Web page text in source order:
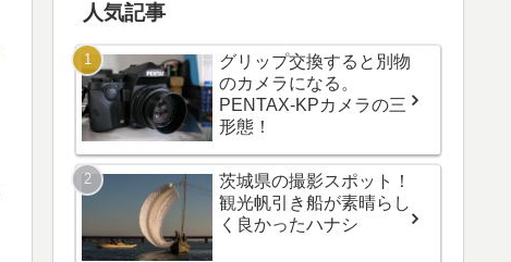
人気記事
グリップ交換すると別物
のカメラになる。
PENTAX-KPカメラの三
形態！
茨城県の撮影スポット！
観光帆引き船が素晴らし
く良かったハナシ